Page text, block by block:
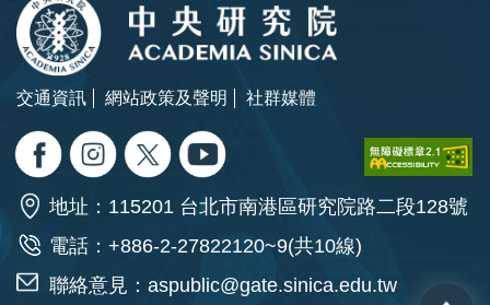
交通資訊 網站政策及聲明 社群媒體
地址：115201 台北市南港區研究院路二段128號
電話：+886-2-27822120~9(共10線)
聯絡意見： aspublic@gate.sinica.edu.tw